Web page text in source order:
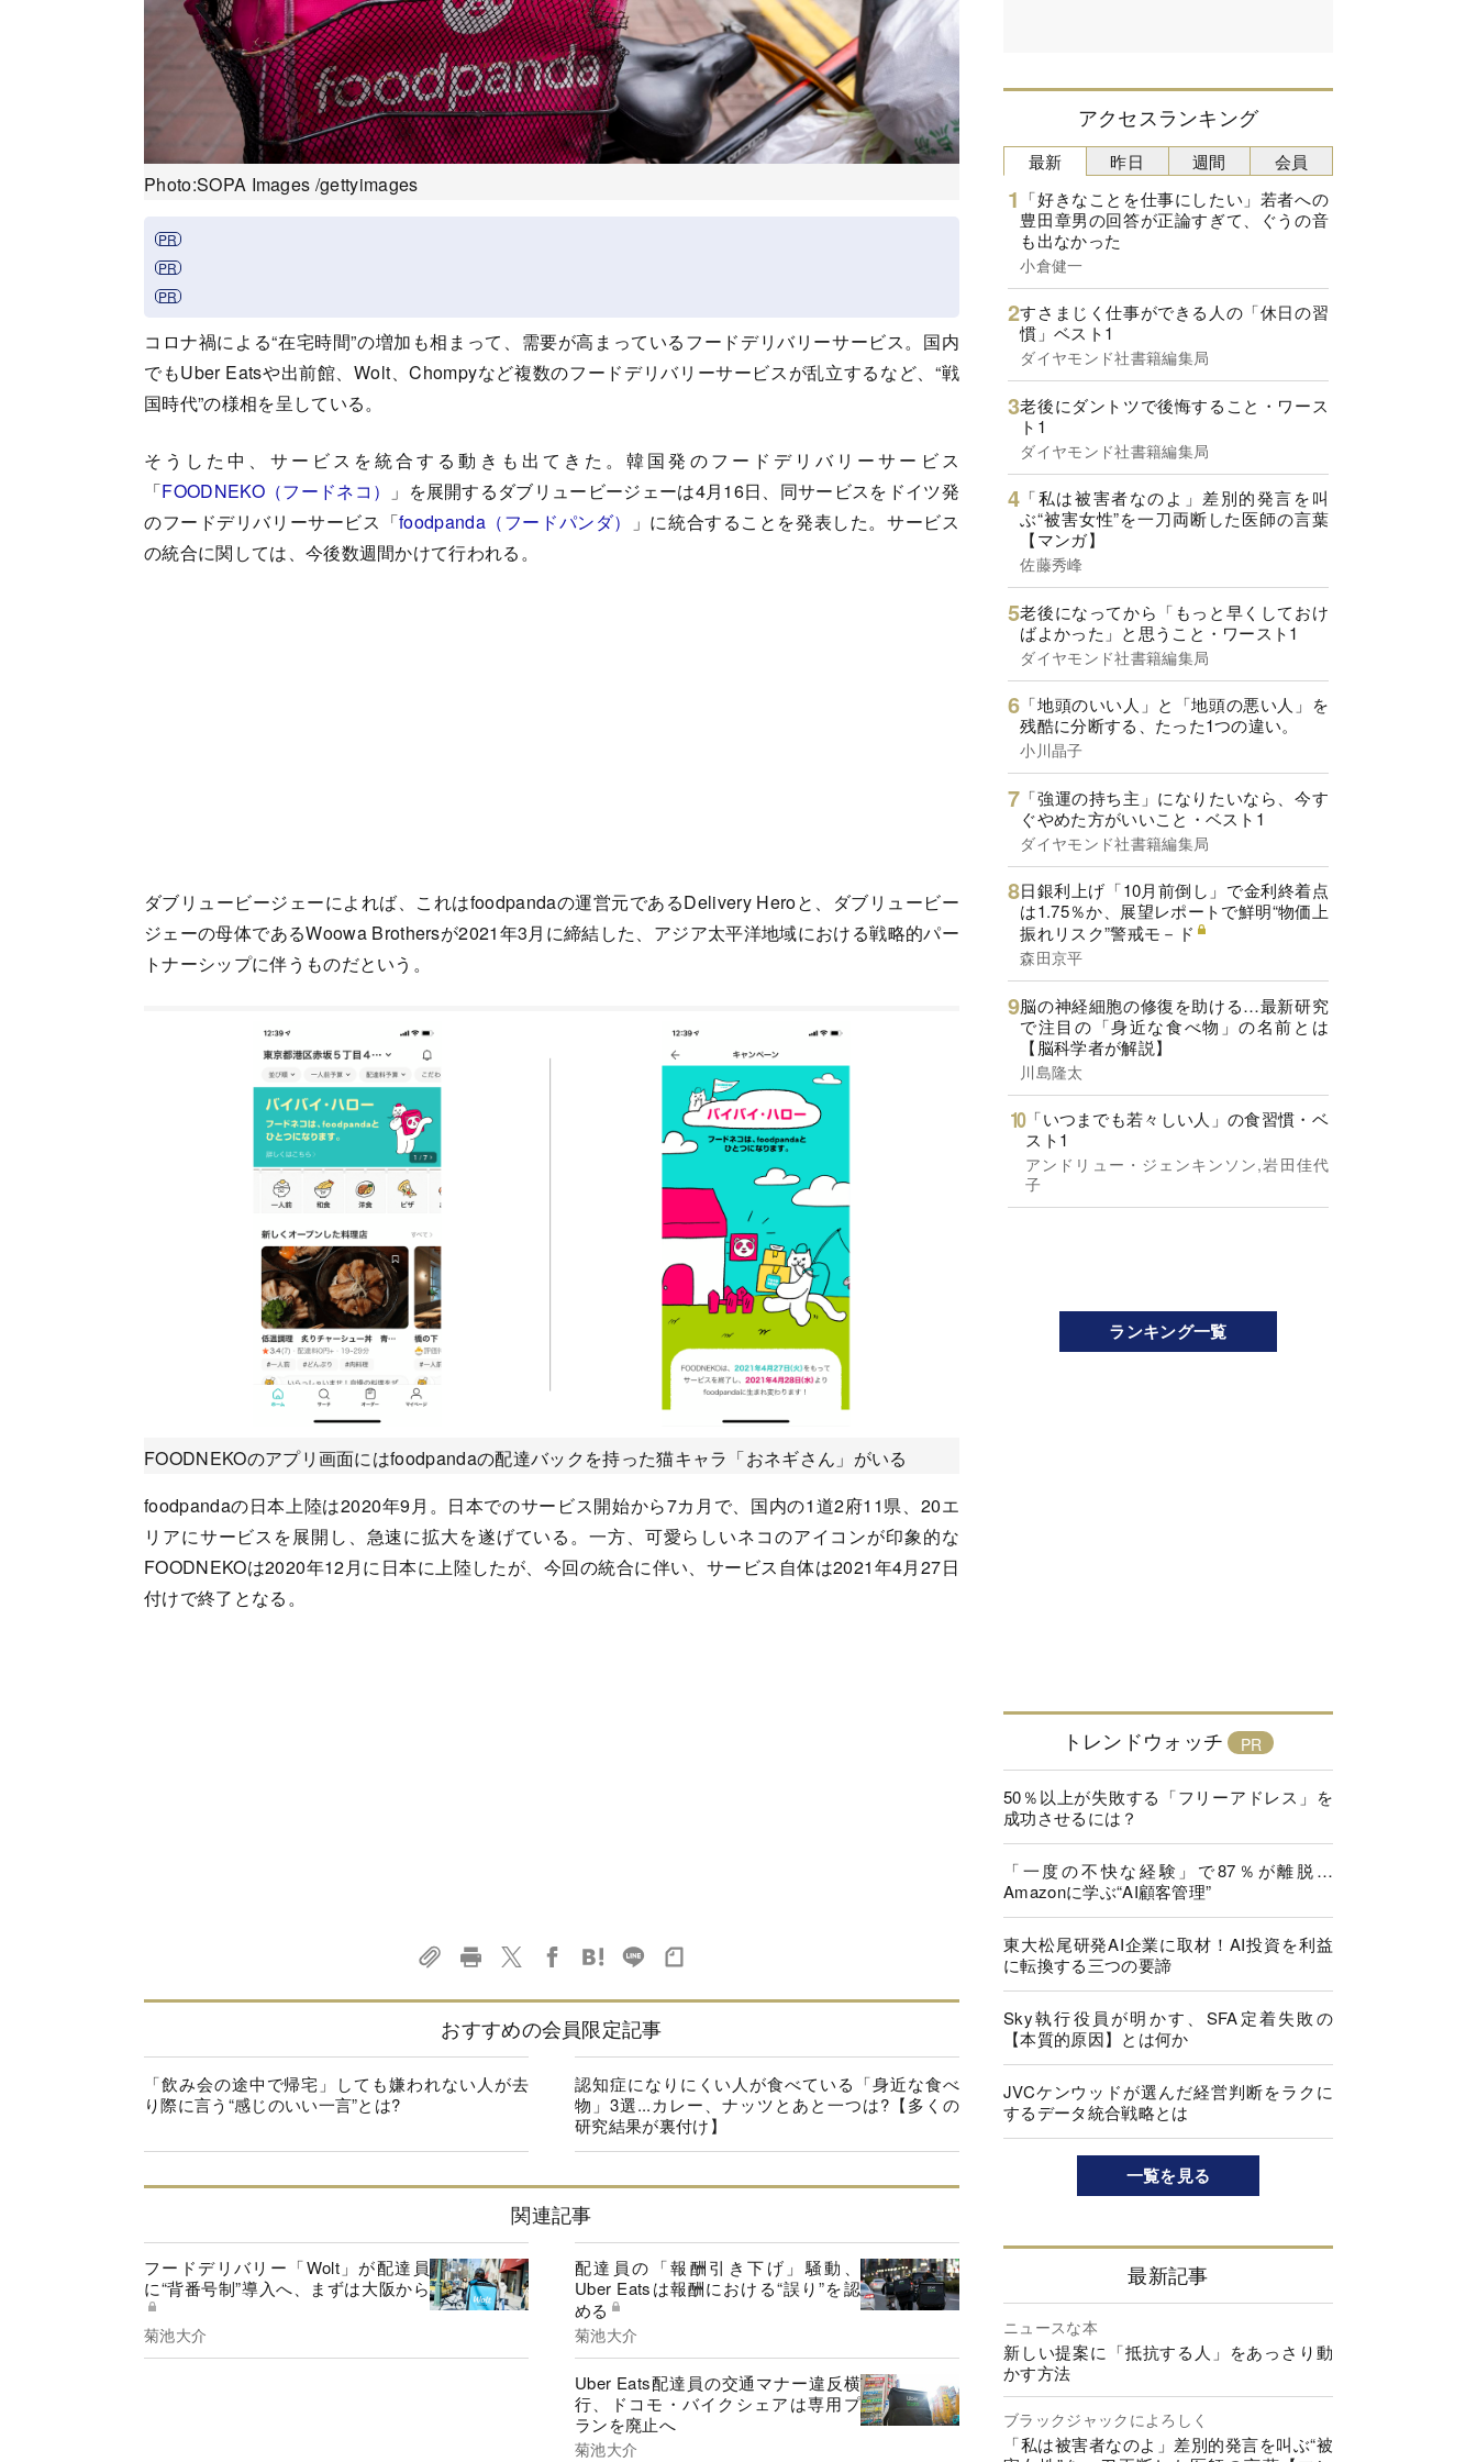
Photo:SOPA Images /gettyimages
コロナ禍による“在宅時間”の増加も相まって、需要が高まっているフードデリバリーサービス。国内
でもUber Eatsや出前館、Wolt、Chompyなど複数のフードデリバリーサービスが乱立するなど、“戦
国時代”の様相を呈している。
そうした中、サービスを統合する動きも出てきた。韓国発のフードデリバリーサービス
「FOODNEKO（フードネコ）
」を展開するダブリュービージェーは4月16日、同サービスをドイツ発
のフードデリバリーサービス「foodpanda（フードパンダ）
」に統合することを発表した。サービス
の統合に関しては、今後数週間かけて行われる。
ダブリュービージェーによれば、これはfoodpandaの運営元であるDelivery Heroと、ダブリュービー
ジェーの母体であるWoowa Brothersが2021年3月に締結した、アジア太平洋地域における戦略的パー
トナーシップに伴うものだという。
FOODNEKOのアプリ画面にはfoodpandaの配達バックを持った猫キャラ「おネギさん」がいる
foodpandaの日本上陸は2020年9月。日本でのサービス開始から7カ月で、国内の1道2府11県、20エ
リアにサービスを展開し、急速に拡大を遂げている。一方、可愛らしいネコのアイコンが印象的な
FOODNEKOは2020年12月に日本に上陸したが、今回の統合に伴い、サービス自体は2021年4月27日
付けで終了となる。
おすすめの会員限定記事
「飲み会の途中で帰宅」しても嫌われない人が去
り際に言う“感じのいい一言”とは?
認知症になりにくい人が食べている「身近な食べ
物」3選...カレー、ナッツとあと一つは?【多くの
研究結果が裏付け】
関連記事
フードデリバリー「Wolt」が配達員
に“背番号制”導入へ、まずは大阪から
菊池大介
配達員の「報酬引き下げ」騒動、
Uber Eatsは報酬における“誤り”を認
める
菊池大介
Uber Eats配達員の交通マナー違反横
行、ドコモ・バイクシェアは専用プ
ランを廃止へ
菊池大介
アクセスランキング
最新
「好きなことを仕事にしたい」若者への
豊田章男の回答が正論すぎて、ぐうの音
も出なかった
小倉健一
すさまじく仕事ができる人の「休日の習
慣」ベスト1
ダイヤモンド社書籍編集局
老後にダントツで後悔すること・ワース
ト1
ダイヤモンド社書籍編集局
「私は被害者なのよ」差別的発言を叫
ぶ“被害女性”を一刀両断した医師の言葉
【マンガ】
佐藤秀峰
老後になってから「もっと早くしておけ
ばよかった」と思うこと・ワースト1
ダイヤモンド社書籍編集局
「地頭のいい人」と「地頭の悪い人」を
残酷に分断する、たった1つの違い。
小川晶子
「強運の持ち主」になりたいなら、今す
ぐやめた方がいいこと・ベスト1
ダイヤモンド社書籍編集局
日銀利上げ「10月前倒し」で金利終着点
は1.75％か、展望レポートで鮮明“物価上
振れリスク”警戒モ－ド
森田京平
脳の神経細胞の修復を助ける…最新研究
で注目の「身近な食べ物」の名前とは
【脳科学者が解説】
川島隆太
「いつまでも若々しい人」の食習慣・ベ
スト1
アンドリュー・ジェンキンソン,岩田佳代
子
昨日 週間 会員
ランキング一覧
トレンドウォッチ
50％以上が失敗する「フリーアドレス」を
成功させるには？
「一度の不快な経験」で87％が離脱…
Amazonに学ぶ“AI顧客管理”
東大松尾研発AI企業に取材！AI投資を利益
に転換する三つの要諦
Sky執行役員が明かす、SFA定着失敗の
【本質的原因】とは何か
JVCケンウッドが選んだ経営判断をラクに
するデータ統合戦略とは
一覧を見る
最新記事
ニュースな本
新しい提案に「抵抗する人」をあっさり動
かす方法
ブラックジャックによろしく
「私は被害者なのよ」差別的発言を叫ぶ“被